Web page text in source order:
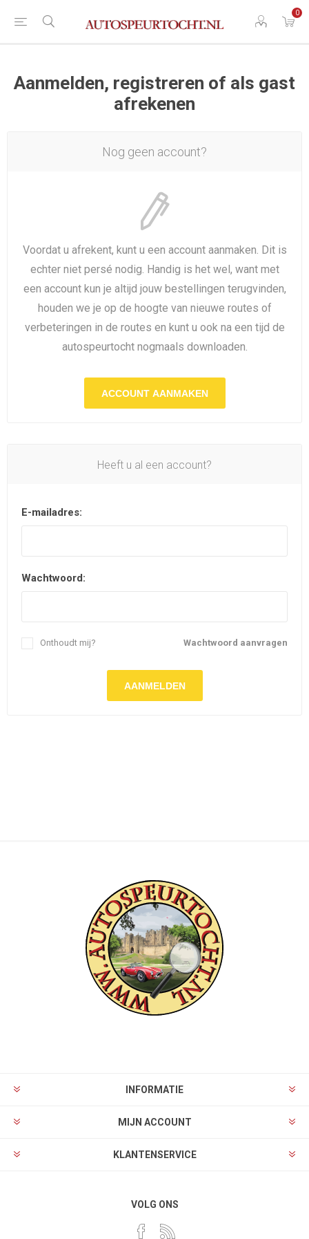
0
Aanmelden, registreren of als gast
afrekenen
Nog geen account?
Voordat u afrekent, kunt u een account aanmaken. Dit is
echter niet persé nodig. Handig is het wel, want met
een account kun je altijd jouw bestellingen terugvinden,
houden we je op de hoogte van nieuwe routes of
verbeteringen in de routes en kunt u ook na een tijd de
autospeurtocht nogmaals downloaden.
ACCOUNT AANMAKEN
Heeft u al een account?
E-mailadres:
Wachtwoord:
Wachtwoord aanvragen
Onthoudt mij?
AANMELDEN
INFORMATIE
MIJN ACCOUNT
KLANTENSERVICE
VOLG ONS